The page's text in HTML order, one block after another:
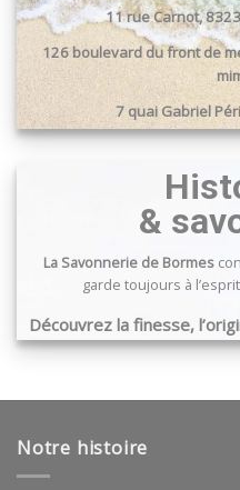
être
choisies
sur
page
du
11 rue Carnot,
126 boulevard du front de
7 quai Gabriel
&
La Savonnerie de Bormes
garde toujours à
Découvrez la finesse,
Notre histoire